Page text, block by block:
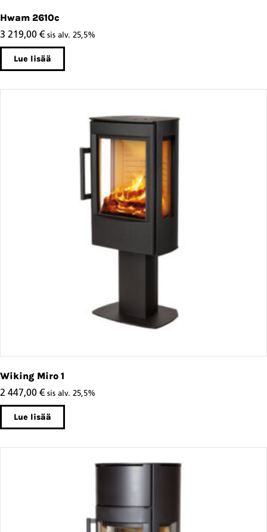
Hwam 2610c
3 219,00 € sis alv. 25,5%
Lue lisää
Wiking Miro 1
2 447,00 € sis alv. 25,5%
Lue lisää